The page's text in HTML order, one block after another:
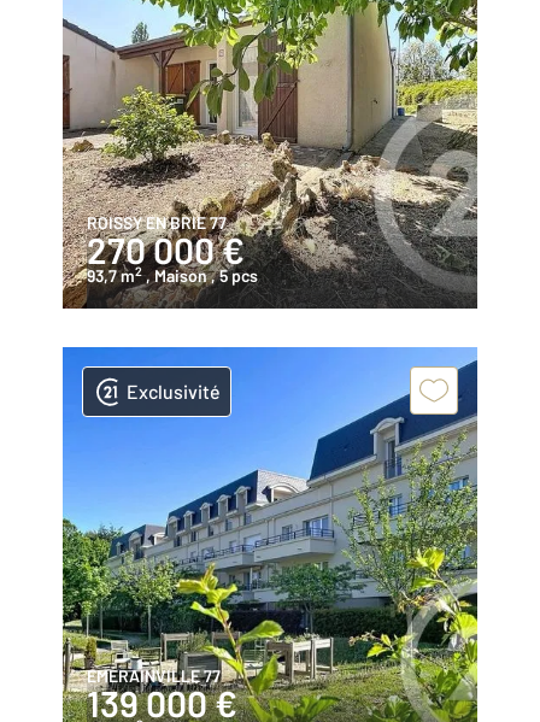
ROISSY EN BRIE 77
270 000 €
93,7 m2 , Maison, 5 pcs
Exclusivité
EMERAINVILLE 77
139 000 €